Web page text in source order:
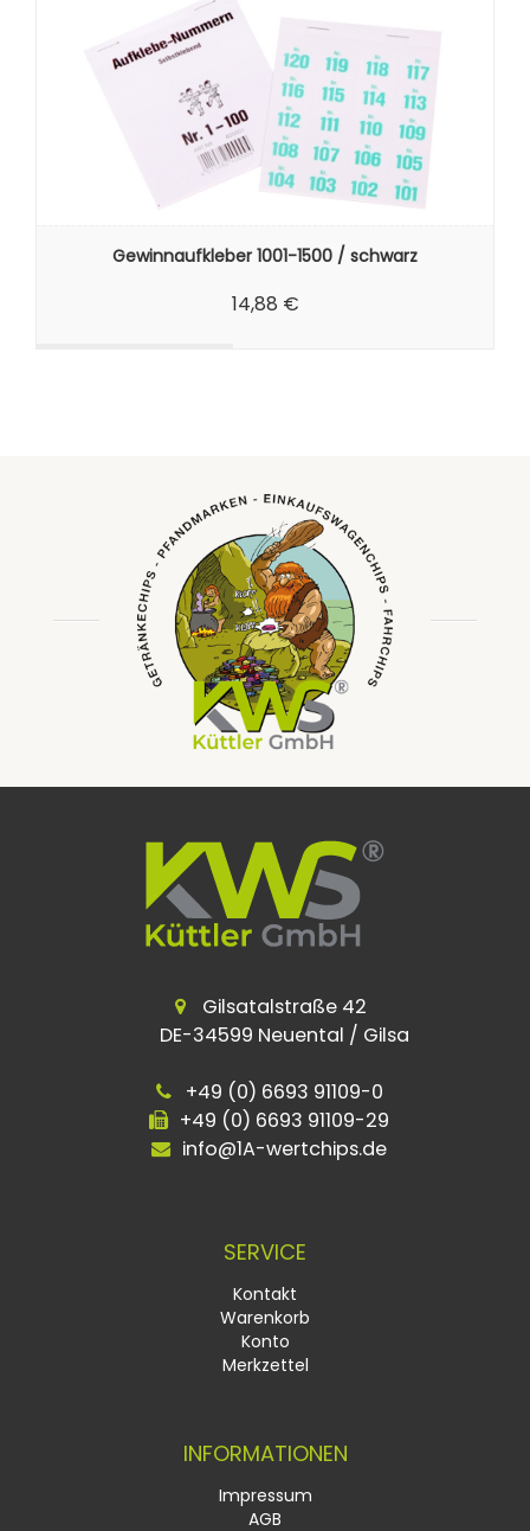
Gewinnaufkleber 1001-1500 / schwarz
14,88 €
Gilsatalstraße 42
DE-34599 Neuental / Gilsa
+49 (0) 6693 91109-0
+49 (0) 6693 91109-29
info@1A-wertchips.de
SERVICE
Kontakt
Warenkorb
Konto
Merkzettel
INFORMATIONEN
Impressum
AGB